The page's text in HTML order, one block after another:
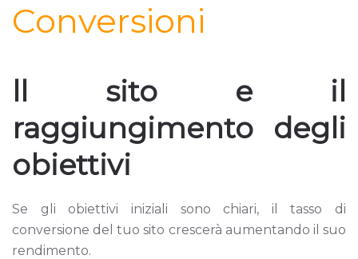
Conversioni
ll sito e il
raggiungimento degli
obiettivi
Se gli obiettivi iniziali sono chiari, il tasso di
conversione del tuo sito crescerà aumentando il suo
rendimento.